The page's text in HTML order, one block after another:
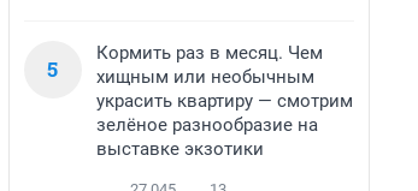
5
Кормить раз в месяц. Чем
хищным или необычным
украсить квартиру — смотрим
зелёное разнообразие на
выставке экзотики